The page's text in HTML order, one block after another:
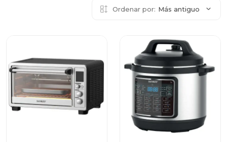
Ordenar por: Más antiguo